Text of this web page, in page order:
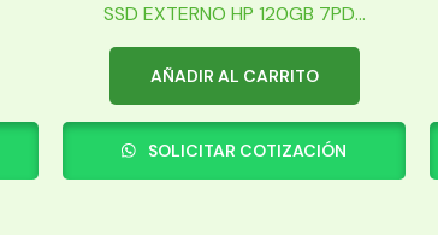
SSD EXTERNO HP 120GB 7PD...
AÑADIR AL CARRITO
SOLICITAR COTIZACIÓN